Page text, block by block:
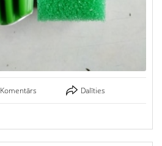
Komentārs Dalīties